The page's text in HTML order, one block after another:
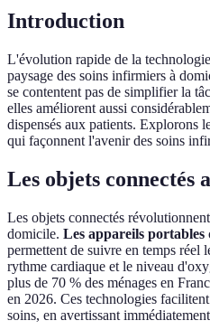
Introduction
L'évolution rapide de la
paysage des soins infirmiers à
se contentent pas de simplifier la
elles améliorent aussi
dispensés aux patients. Explorons
qui façonnent l'avenir des soins
Les objets connectés
Les objets connectés
domicile. Les appareils portables
permettent de suivre en temps réel
rythme cardiaque et le niveau
plus de 70 % des ménages en
en 2026. Ces technologies
soins, en avertissant